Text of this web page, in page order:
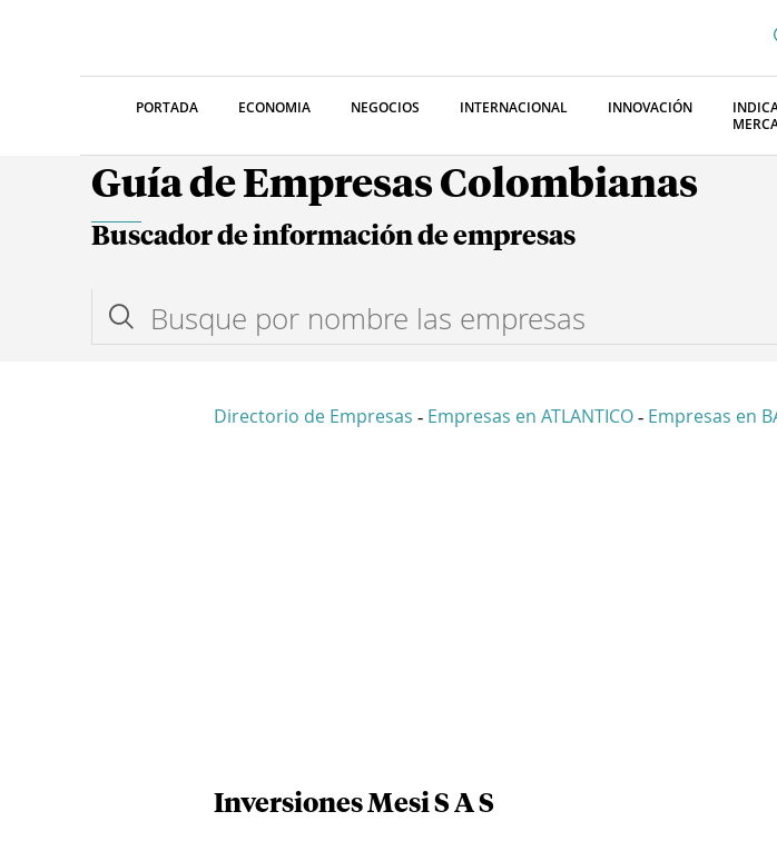
PORTADA ECONOMIA NEGOCIOS INTERNACIONAL INNOVACIÓN
Guía de Empresas Colombianas
Buscador de información de empresas
Directorio de Empresas - Empresas en ATLANTICO - Empresas en
Inversiones Mesi S A S